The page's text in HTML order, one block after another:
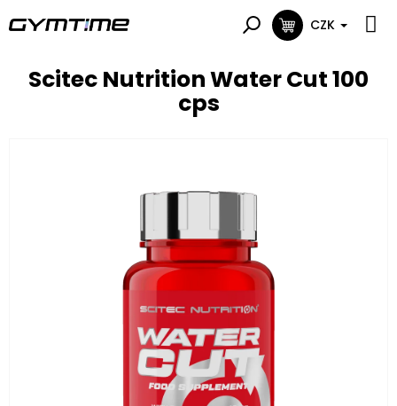
na
NÁKUPNÍ
CZK
Scitec Nutrition Water Cut 100
cps